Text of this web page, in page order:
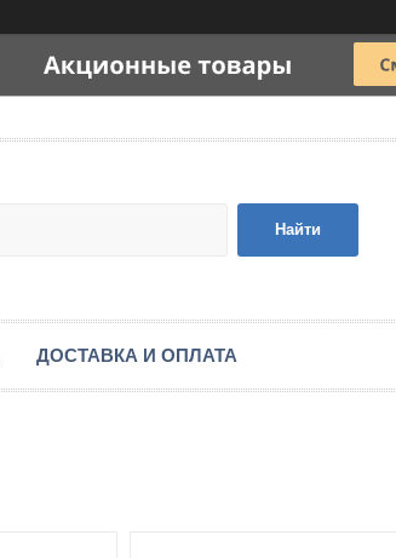
Найти
ДОСТАВКА И ОПЛАТА